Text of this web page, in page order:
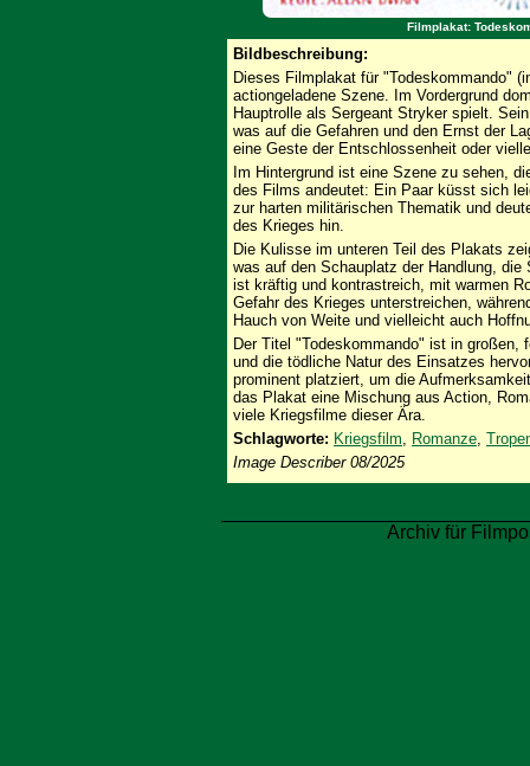
Filmplakat:
Bildbeschreibung:
Dieses Filmplakat für "Todeskommando"
actiongeladene Szene. Im Vordergrund
Hauptrolle als Sergeant Stryker spielt.
was auf die Gefahren und den Ernst der
eine Geste der Entschlossenheit oder
Im Hintergrund ist eine Szene zu sehen,
des Films andeutet: Ein Paar küsst sich
zur harten militärischen Thematik und
des Krieges hin.
Die Kulisse im unteren Teil des Plakats
was auf den Schauplatz der Handlung,
ist kräftig und kontrastreich, mit warmen
Gefahr des Krieges unterstreichen,
Hauch von Weite und vielleicht auch
Der Titel "Todeskommando" ist in
und die tödliche Natur des Einsatzes
prominent platziert, um die
das Plakat eine Mischung aus Action,
viele Kriegsfilme dieser Ära.
Schlagworte: Kriegsfilm, Romanze,
Image Describer 08/2025
Archiv für